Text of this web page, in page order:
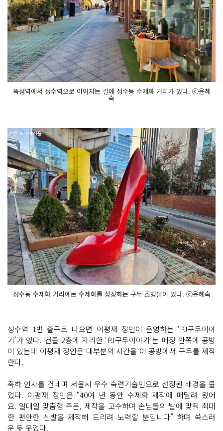
뚝섬역에서 성수역으로 이어지는 길에 성수동 수제화 거리가 있다. ⓒ윤혜
숙
성수동 수제화 거리에는 수제화를 상징하는 구두 조형물이 있다. ⓒ윤혜숙
성수역 1번 출구로 나오면 이평재 장인이 운영하는 ‘PJ구두이야
기’가 있다. 건물 2층에 자리한 ‘PJ구두이야기’는 매장 안쪽에 공방
이 있는데 이평재 장인은 대부분의 시간을 이 공방에서 구두를 제작
한다.
축하 인사를 건네며 서울시 우수 숙련기술인으로 선정된 배경을 물
었다. 이평재 장인은 “40여 년 동안 수제화 제작에 매달려 왔어
요. 일대일 맞춤형 주문, 제작을 고수하며 손님들의 발에 맞춰 최대
한 편안한 신발을 제작해 드리려 노력할 뿐입니다” 하며 쑥스러
운 듯 웃었다.